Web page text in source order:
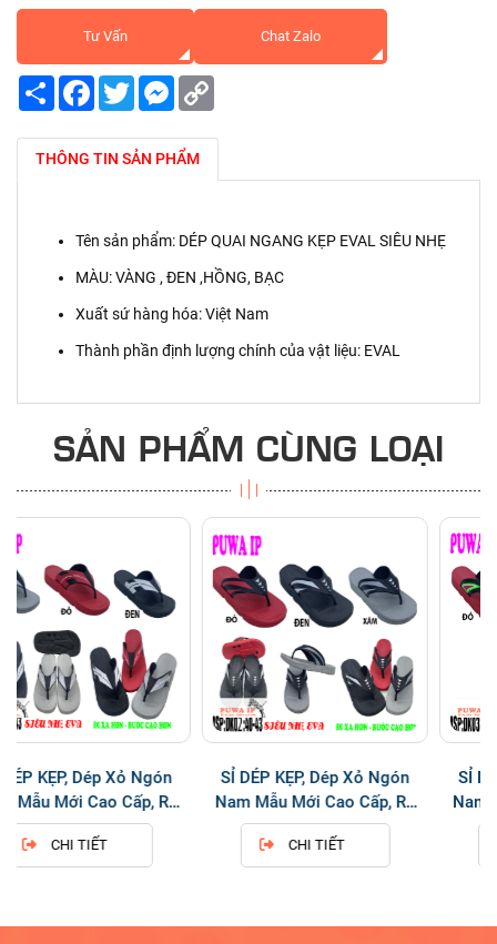
Tư Vấn Chat Zalo
Share Facebook
TwitterMessenger
THÔNG TIN SẢN PHẨM
Tên sản phẩm: DÉP QUAI NGANG KẸP EVAL SIÊU NHẸ
MÀU: VÀNG , ĐEN ,HỒNG, BẠC
Xuất sứ hàng hóa: Việt Nam
Thành phần định lượng chính của vật liệu: EVAL
SẢN PHẨM CÙNG LOẠI
Ngón
Rẻ
SỈ DÉP KẸP, Dép Xỏ Ngón
Nam Mẫu Mới Cao Cấp, Rẻ
Bền Đẹp DK 02
SỈ DÉP KẸP, Dép Xỏ
Nam Mẫu Mới Cao
Bền Đẹp DK 03